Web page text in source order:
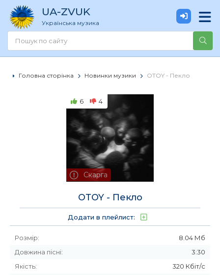
UA-ZVUK
Українська музика
Головна сторінка Новинки музики OTOY - Пекло
6 4
Скарга
OTOY - Пекло
Додати в плейлист:
Розмір:
8.04 Мб
Довжина пісні:
3:30
Якість:
320 Кбіт/с